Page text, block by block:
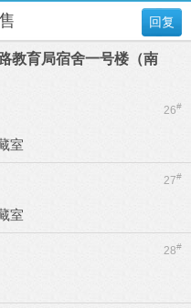
回复
教育局宿舍一号楼（南
26#
室
27#
室
28#